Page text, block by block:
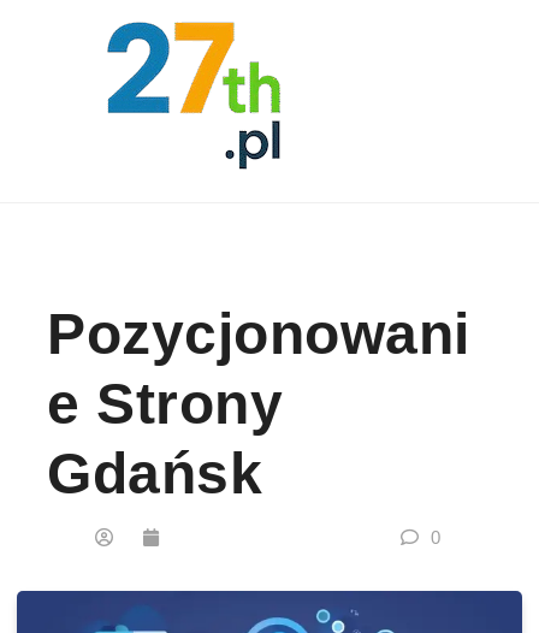
Pozycjonowani
E Strony
Gdańsk
0